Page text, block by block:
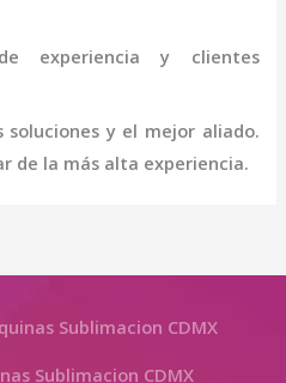
experiencia y clientes
soluciones y el mejor aliado.
de la más alta experiencia.
Sublimacion CDMX
Sublimacion CDMX